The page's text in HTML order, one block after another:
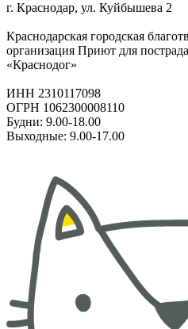
г. Краснодар, ул. Куйбышева 2
Краснодарская городская
организация Приют для
«Краснодог»
ИНН 2310117098
ОГРН 1062300008110
Будни: 9.00-18.00
Выходные: 9.00-17.00